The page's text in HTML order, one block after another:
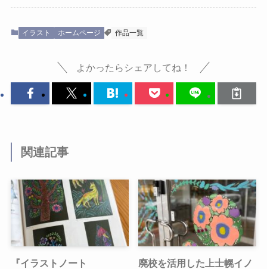
イラスト ホームページ 作品一覧
よかったらシェアしてね！
関連記事
『イラストノート
廃校を活用した上士幌イノ